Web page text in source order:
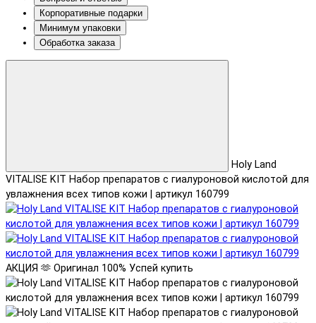
Корпоративные подарки
Минимум упаковки
Обработка заказа
Holy Land
VITALISE KIT Набор препаратов с гиалуроновой кислотой для
увлажнения всех типов кожи | артикул 160799
АКЦИЯ 🫶 Оригинал 100% Успей купить